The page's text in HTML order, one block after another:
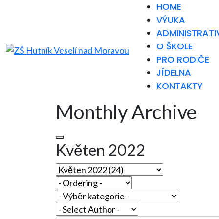
HOME
VÝUKA
O ŠKOLE
PRO RODIČE
JÍDELNA
KONTAKTY
Monthly Archive
Květen 2022